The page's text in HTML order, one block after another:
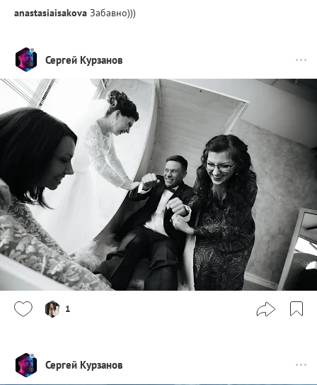
anastasiaisakova Забавно)))
Сергей Курзанов
1
Сергей Курзанов